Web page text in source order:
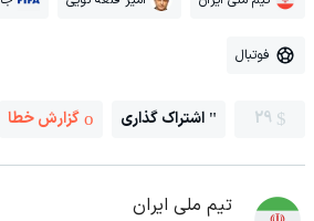
فوتبال
29 اشتراک گذاری گزارش خطا
تیم ملی ایران